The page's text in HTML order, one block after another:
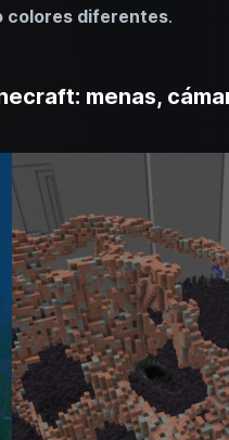
colores diferentes.
menas,